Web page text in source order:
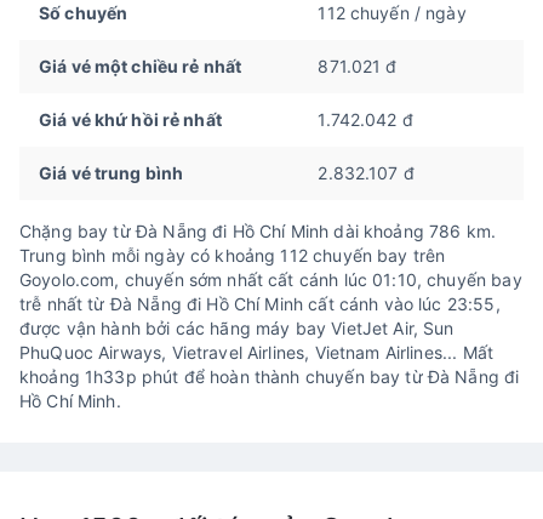
Số chuyến 112 chuyến / ngày
Giá vé một chiều rẻ nhất 871.021 đ
Giá vé khứ hồi rẻ nhất 1.742.042 đ
Giá vé trung bình 2.832.107 đ
Chặng bay từ Đà Nẵng đi Hồ Chí Minh dài khoảng 786 km.
Trung bình mỗi ngày có khoảng 112 chuyến bay trên
Goyolo.com, chuyến sớm nhất cất cánh lúc 01:10, chuyến bay
trễ nhất từ Đà Nẵng đi Hồ Chí Minh cất cánh vào lúc 23:55,
được vận hành bởi các hãng máy bay VietJet Air, Sun
PhuQuoc Airways, Vietravel Airlines, Vietnam Airlines... Mất
khoảng 1h33p phút để hoàn thành chuyến bay từ Đà Nẵng đi
Hồ Chí Minh.